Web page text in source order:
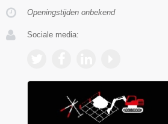
Openingstijden onbekend
Sociale media: